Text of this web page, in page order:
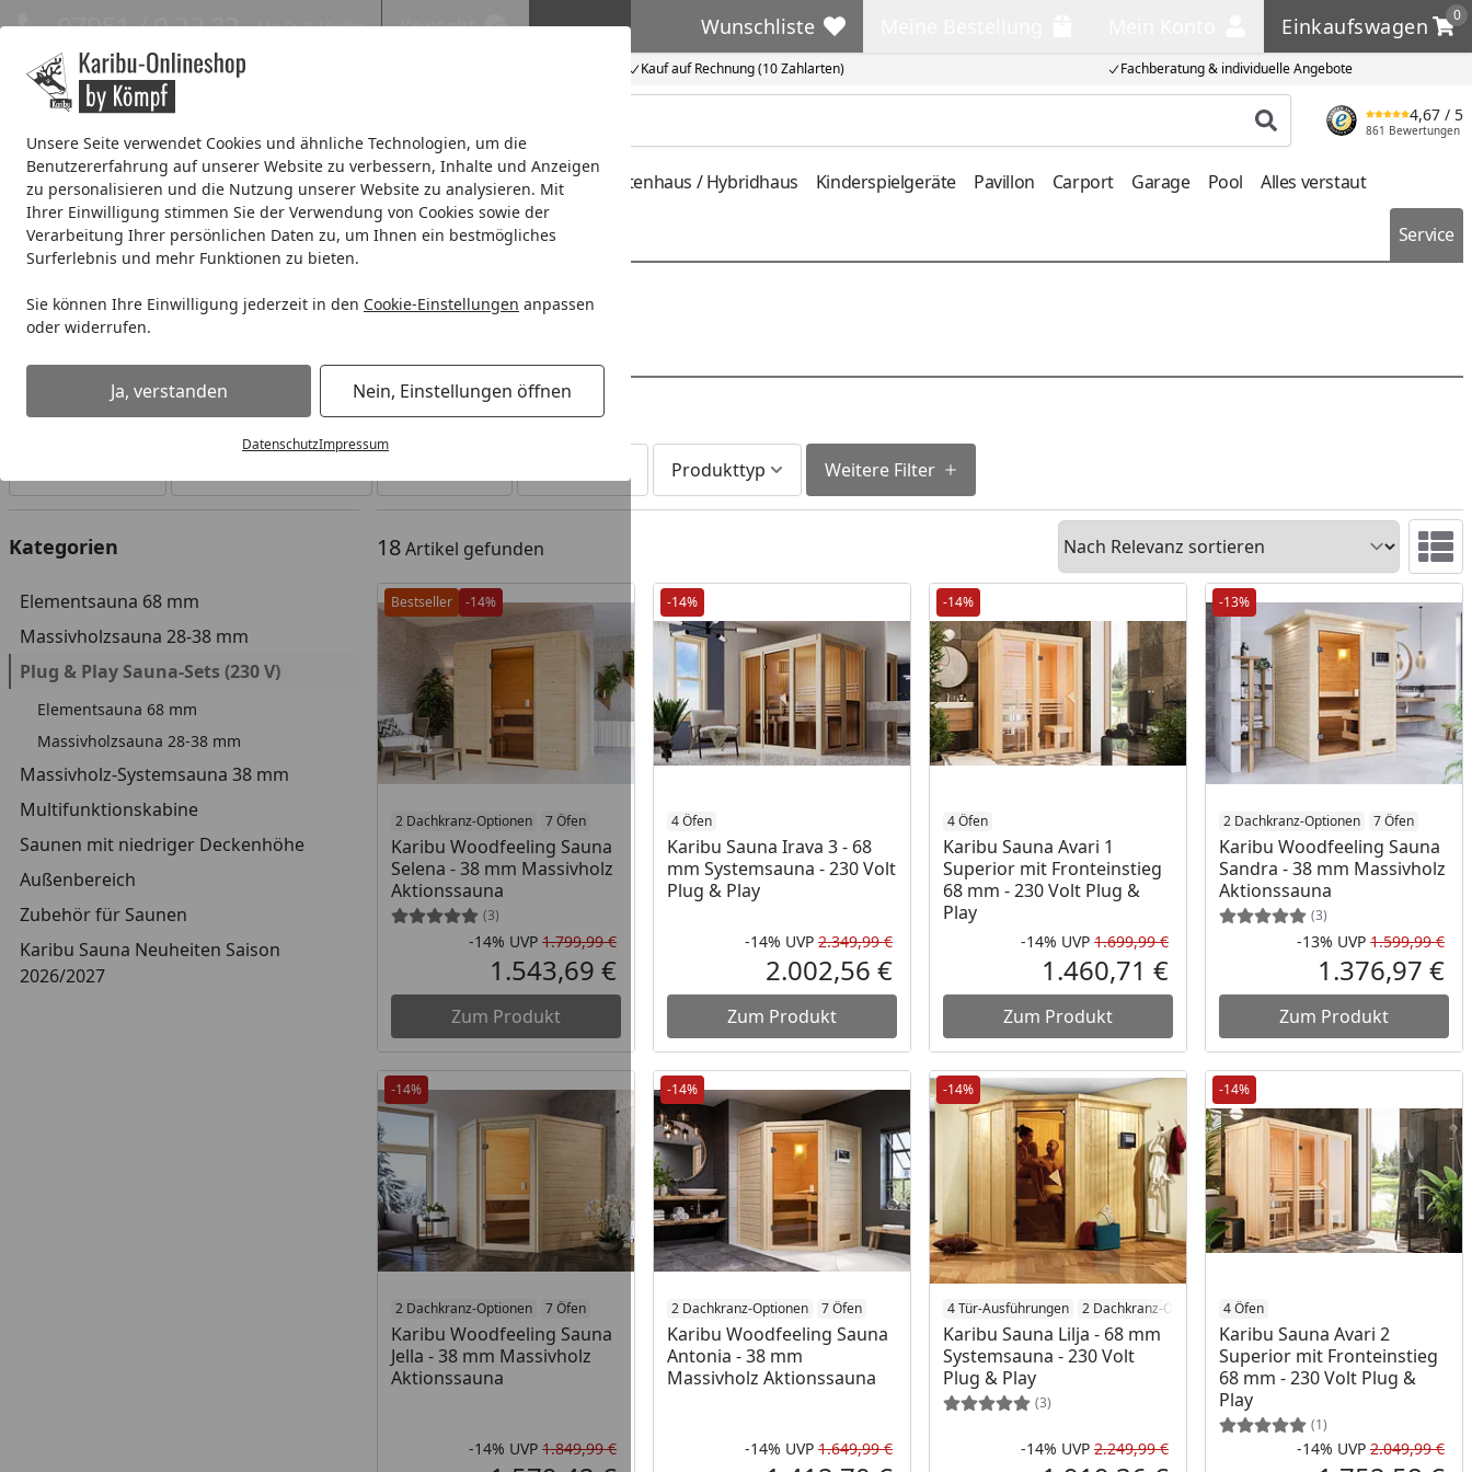
Unsere Seite verwendet Cookies und ähnliche Technologien, um die
Benutzererfahrung auf unserer Website zu verbessern, Inhalte und Anzeigen
zu personalisieren und die Nutzung unserer Website zu analysieren. Mit
Ihrer Einwilligung stimmen Sie der Verwendung von Cookies sowie der
Verarbeitung Ihrer persönlichen Daten zu, um Ihnen ein bestmögliches
Surferlebnis und mehr Funktionen zu bieten.
Sie können Ihre Einwilligung jederzeit in den Cookie-Einstellungen anpassen
oder widerrufen.
Ja, verstanden Nein, Einstellungen öffnen
DatenschutzImpressum
Eigene Montage-Teams Kauf auf Rechnung (10 Zahlarten) Fachberatung & individuelle Angebote
07051 / 9 22 22 Mo-Fr. 8-16 Uhr Kontakt Wunschliste
Wunschliste Einkaufswagen
0
Einkaufswagen
Produkt suchen
4,67 / 5
861 Bewertungen
Systemhaus Blockbohlenhaus Gartenhäuser Expresslieferung Metallgartenhaus / Hybridhaus Kinderspielgeräte Pavillon Carport Garage Pool Alles verstaut
Wellness % Sale % Service
Startseite
Wellness Plug & Play Sauna-Sets (230 V)
Plug & Play Sauna-Sets (230 V)
Ihre Artikelübersicht
Produkttyp Weitere Filter
Kategorien
Elementsauna 68 mm
Massivholzsauna 28-38 mm
Plug & Play Sauna-Sets (230 V)
Elementsauna 68 mm
Massivholzsauna 28-38 mm
Massivholz-Systemsauna 38 mm
Multifunktionskabine
Saunen mit niedriger Deckenhöhe
Außenbereich
Zubehör für Saunen
Karibu Sauna Neuheiten Saison
2026/2027
18Artikel gefunden
Sortieren
Bestseller -14%
2 Dachkranz-Optionen 7 Öfen
Karibu Woodfeeling Sauna
Selena - 38 mm Massivholz
Aktionssauna
(3)
Rabatt in Prozent
-14%
Ursprünglicher Preis
UVP 1.799,99 €
Aktueller Preis
1.543,69 €
Zum Produkt
-14%
4 Öfen
Karibu Sauna Irava 3 - 68
mm Systemsauna - 230 Volt
Plug & Play
Rabatt in Prozent
-14%
Ursprünglicher Preis
UVP 2.349,99 €
Aktueller Preis
2.002,56 €
Zum Produkt
-14%
4 Öfen
Karibu Sauna Avari 1
Superior mit Fronteinstieg
68 mm - 230 Volt Plug &
Play
Rabatt in Prozent
-14%
Ursprünglicher Preis
UVP 1.699,99 €
Aktueller Preis
1.460,71 €
Zum Produkt
-13%
2 Dachkranz-Optionen 7 Öfen
Karibu Woodfeeling Sauna
Sandra - 38 mm Massivholz
Aktionssauna
(3)
-13% UVP 1.599,99 €
1.376,97 €
Zum Produkt
-14%
2 Dachkranz-Optionen 7 Öfen
Karibu Woodfeeling Sauna
Jella - 38 mm Massivholz
Aktionssauna
Rabatt in Prozent
-14%
Ursprünglicher Preis
UVP 1.849,99 €
-14%
2 Dachkranz-Optionen 7 Öfen
Karibu Woodfeeling Sauna
Antonia - 38 mm
Massivholz Aktionssauna
Rabatt in Prozent
-14%
Ursprünglicher Preis
UVP 1.649,99 €
-14%
4 Tür-Ausführungen 2 Dachkranz-Optionen 4 Öfen
Karibu Sauna Lilja - 68 mm
Systemsauna - 230 Volt
Plug & Play
(3)
Rabatt in Prozent
-14%
Ursprünglicher Preis
UVP 2.249,99 €
-14%
4 Öfen
Karibu Sauna Avari 2
Superior mit Fronteinstieg
68 mm - 230 Volt Plug &
Play
(1)
-14% UVP 2.049,99 €